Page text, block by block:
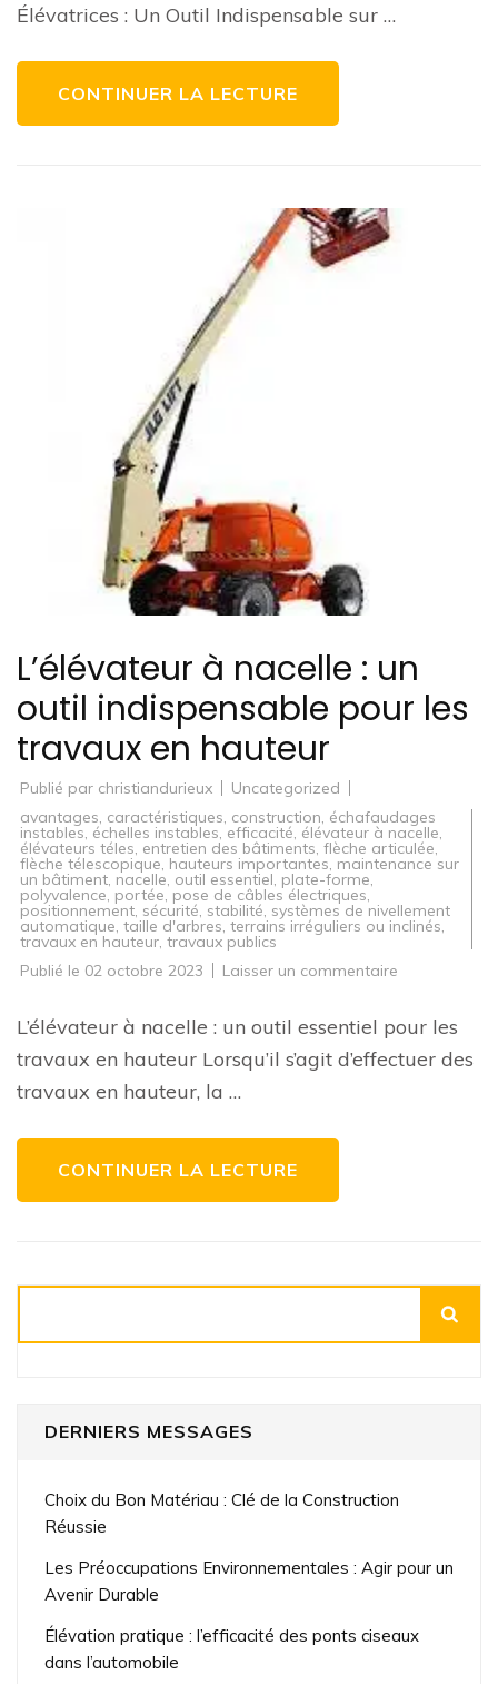
Chantiers
Élévatrices : Un Outil Indispensable sur …
CONTINUER LA LECTURE
L’élévateur à nacelle : un
outil indispensable pour les
travaux en hauteur
Publié par christiandurieux
Uncategorized
avantages, caractéristiques, construction, échafaudages
instables, échelles instables, efficacité, élévateur à nacelle,
élévateurs téles, entretien des bâtiments, flèche articulée,
flèche télescopique, hauteurs importantes, maintenance sur
un bâtiment, nacelle, outil essentiel, plate-forme,
polyvalence, portée, pose de câbles électriques,
positionnement, sécurité, stabilité, systèmes de nivellement
automatique, taille d'arbres, terrains irréguliers ou inclinés,
travaux en hauteur, travaux publics
Publié le 02 octobre 2023 Laisser un commentaire
nacelle
:
outil
L’élévateur à nacelle : un outil essentiel pour les
travaux en hauteur Lorsqu’il s’agit d’effectuer des
travaux en hauteur, la …
CONTINUER LA LECTURE
DERNIERS MESSAGES
Choix du Bon Matériau : Clé de la Construction
Réussie
Les Préoccupations Environnementales : Agir pour un
Avenir Durable
Élévation pratique : l’efficacité des ponts ciseaux
dans l’automobile